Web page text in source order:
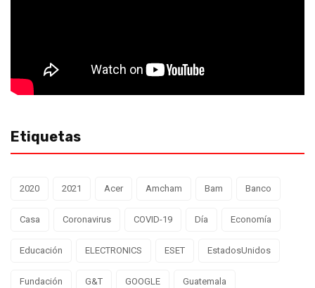
Etiquetas
2020 2021 Acer Amcham Bam Banco
Casa Coronavirus COVID-19 Día Economía
Educación ELECTRONICS ESET EstadosUnidos
Fundación G&T GOOGLE Guatemala